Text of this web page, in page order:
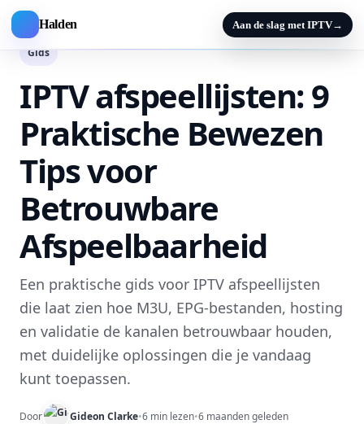
Halden Aan de slag met IPTV→
Gids
IPTV afspeellijsten: 9
Praktische Bewezen
Tips voor
Betrouwbare
Afspeelbaarheid
Een praktische gids voor IPTV afspeellijsten
die laat zien hoe M3U, EPG-bestanden, hosting
en validatie de kanalen betrouwbaar houden,
met duidelijke oplossingen die je vandaag
kunt toepassen.
Door Gideon Clarke•6 min lezen•6 maanden geleden